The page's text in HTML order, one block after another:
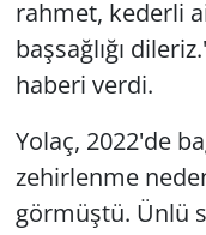
rahmet, kederli
başsağlığı
haberi verdi.
Yolaç, 2022'de
zehirlenme
görmüştü. Ünlü